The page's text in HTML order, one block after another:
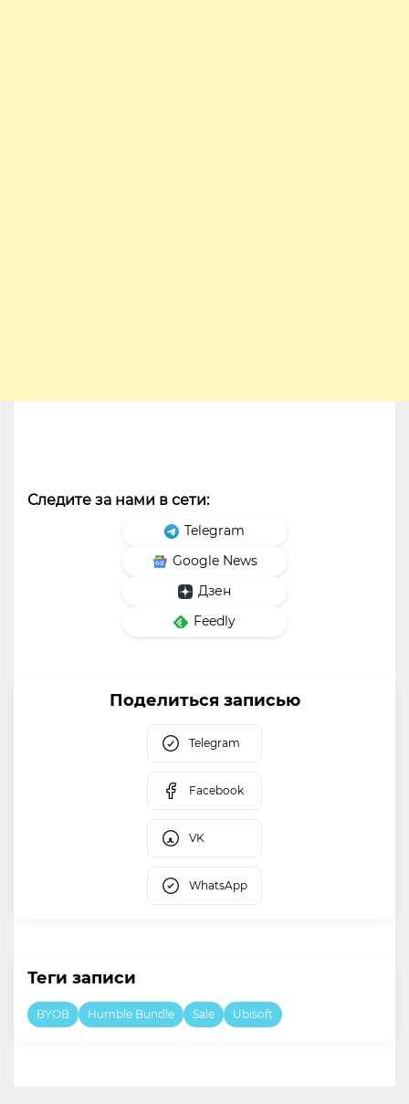
Следите за нами в сети:
Telegram
Google News
Дзен
Feedly
Поделиться записью
Telegram
Facebook
VK
WhatsApp
Теги записи
BYOB Humble Bundle Sale Ubisoft